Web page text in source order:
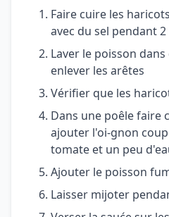
Faire cuire les
avec du sel pendant
Laver le poisson
enlever les arêtes
Vérifier que les
Dans une poêle faire
ajouter l'oi-gnon
tomate et un peu
Ajouter le poisson
Laisser mijoter